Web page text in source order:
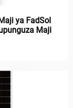
ya FadSol
Maji